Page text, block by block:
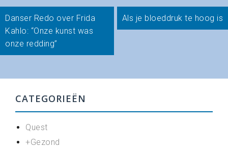
Bericht
navigatie
Danser Redo over Frida
Kahlo: “Onze kunst was
onze redding”
Als je bloeddruk te hoog is
CATEGORIEËN
Quest
+Gezond